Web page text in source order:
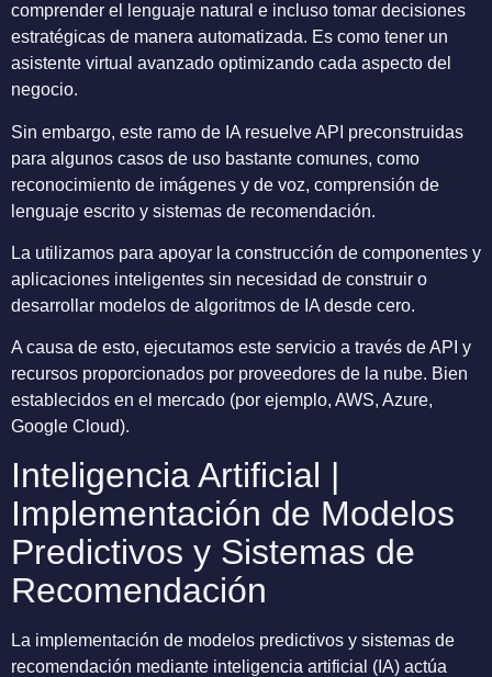
comprender el lenguaje natural e incluso tomar decisiones
estratégicas de manera automatizada. Es como tener un
asistente virtual avanzado optimizando cada aspecto del
negocio.
Sin embargo, este ramo de IA resuelve API preconstruidas
para algunos casos de uso bastante comunes, como
reconocimiento de imágenes y de voz, comprensión de
lenguaje escrito y sistemas de recomendación.
La utilizamos para apoyar la construcción de componentes y
aplicaciones inteligentes sin necesidad de construir o
desarrollar modelos de algoritmos de IA desde cero.
A causa de esto, ejecutamos este servicio a través de API y
recursos proporcionados por proveedores de la nube. Bien
establecidos en el mercado (por ejemplo, AWS, Azure,
Google Cloud).
Inteligencia Artificial |
Implementación de Modelos
Predictivos y Sistemas de
Recomendación
La implementación de modelos predictivos y sistemas de
recomendación mediante inteligencia artificial (IA) actúa